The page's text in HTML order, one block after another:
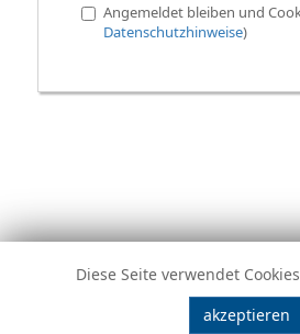
Angemeldet bleiben und
Datenschutzhinweise)
Diese Seite verwendet
akzeptieren